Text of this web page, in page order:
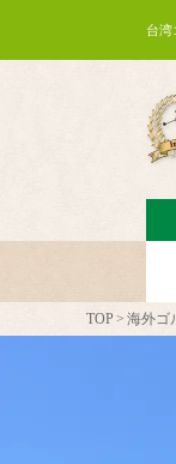
台湾
TOP 海外ゴ